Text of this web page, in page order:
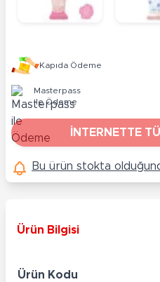
Kapıda Ödeme
Masterpass
ile Ödeme
İNTERNETTE
Bu ürün stokta
Ürün Bilgisi
Ürün Kodu